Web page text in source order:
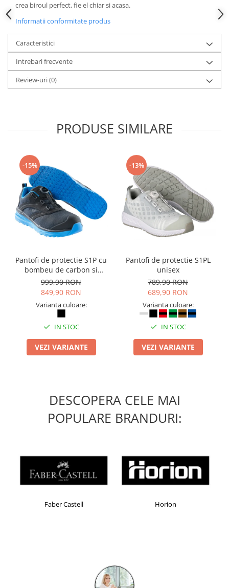
Camasi
Pantaloni
Hanorace
Jachete
Impermeabile
Veste
Incaltaminte de lucru si protectie
Manusi de protectie
Accesorii pentru protectia capului
Casti de protectie
Antifoane
Ochelari de protectie si viziere
Masti de protectie respiratorie
Pachete promotionale
Accesorii pentru protectia muncii
Sosete de lucru
Diverse accesorii
Articole de unica folosinta
Copii - tricouri si hanorace
Ecrane Interactive
Sisteme de afisare
Table magnetice (whiteboard-uri)
Electronice si accesorii tech
Securitate digitala
Incarcatoare cu fir si auto
crea biroul perfect, fie el chiar si acasa.
Informatii conformitate produs
Caracteristici
Intrebari frecvente
Review-uri(0)
PRODUSE SIMILARE
-15%
Pantofi de protectie S1P cu
bombeu de carbon si
inchidere BOAÂ® Fit
999,90 RON
849,90 RON
Varianta culoare:
IN STOC
VEZI VARIANTE
-13%
Pantofi de protectie S1PL
unisex
789,90 RON
689,90 RON
Varianta culoare:
IN STOC
VEZI VARIANTE
DESCOPERA CELE MAI
POPULARE BRANDURI:
Faber Castell Horion